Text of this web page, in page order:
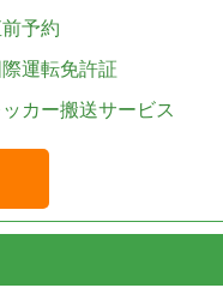
予約
運転免許証
カー搬送サービス